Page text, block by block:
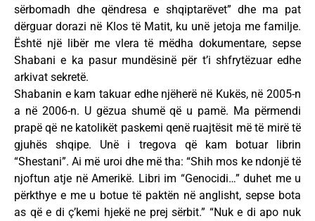
sërbomadh dhe qëndresa e shqiptarëvet” dhe ma pat
dërguar dorazi në Klos të Matit, ku unë jetoja me familje.
Është një libër me vlera të mëdha dokumentare, sepse
Shabani e ka pasur mundësinë për t’i shfrytëzuar edhe
arkivat sekretë.
Shabanin e kam takuar edhe njëherë në Kukës, në 2005-n
a në 2006-n. U gëzua shumë që u pamë. Ma përmendi
prapë që ne katolikët paskemi qenë ruajtësit më të mirë të
gjuhës shqipe. Unë i tregova që kam botuar librin
“Shestani”. Ai më uroi dhe më tha: “Shih mos ke ndonjë të
njoftun atje në Amerikë. Libri im “Genocidi…” duhet me u
përkthye e me u botue të paktën në anglisht, sepse bota
as që e di ç’kemi hjekë ne prej sërbit.” “Nuk e di apo nuk